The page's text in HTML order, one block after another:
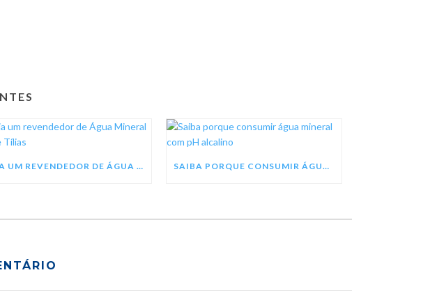
SEJA UM REVENDEDOR DE ÁGUA MINERAL TREZE TÍLIAS SAIBA PORQUE CONSUMIR ÁGUA MINERAL COM PH ALCALINO